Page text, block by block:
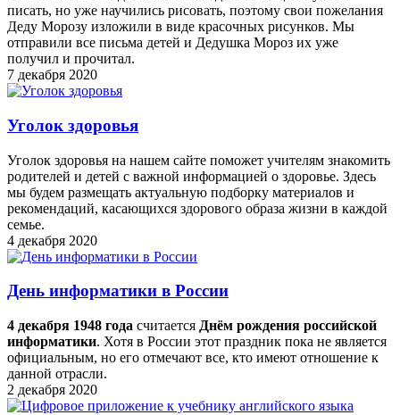
писать, но уже научились рисовать, поэтому свои пожелания
Деду Морозу изложили в виде красочных рисунков. Мы
отправили все письма детей и Дедушка Мороз их уже
получил и прочитал.
7 декабря 2020
Уголок здоровья
Уголок здоровья на нашем сайте поможет учителям знакомить
родителей и детей с важной информацией о здоровье. Здесь
мы будем размещать актуальную подборку материалов и
рекомендаций, касающихся здорового образа жизни в каждой
семье.
4 декабря 2020
День информатики в России
4 декабря 1948 года считается Днём рождения российской
информатики. Хотя в России этот праздник пока не является
официальным, но его отмечают все, кто имеют отношение к
данной отрасли.
2 декабря 2020